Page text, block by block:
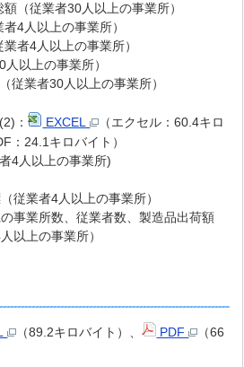
従業者30人以上の事業所）
4人以上の事業所）
者4人以上の事業所）
以上の事業所）
業者30人以上の事業所）
： EXCEL
（エクセル：60.4キロ
：24.1キロバイト）
人以上の事業所)
業者4人以上の事業所）
業所数、従業者数、製造品出荷額
以上の事業所）
（89.2キロバイト）、 PDF
（66